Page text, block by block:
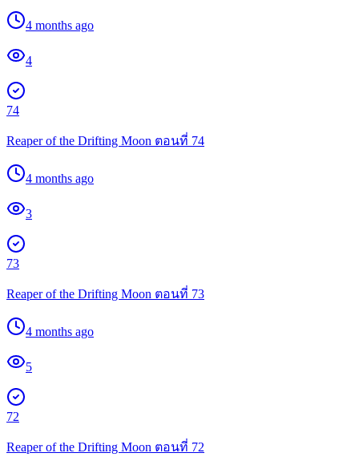
4 months ago
4
74
Reaper of the Drifting Moon ตอนที่ 74
4 months ago
3
73
Reaper of the Drifting Moon ตอนที่ 73
4 months ago
5
72
Reaper of the Drifting Moon ตอนที่ 72